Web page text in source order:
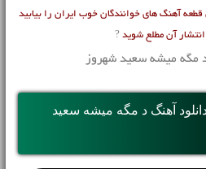
قطعه آهنگ های خوانندگان خوب ایران را بیابید
آن مطلع شوید ?
مگه میشه سعید شهروز
آهنگ د مگه میشه سعید